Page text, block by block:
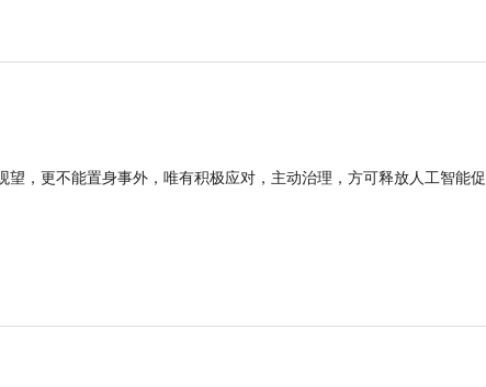
，更不能置身事外，唯有积极应对，主动治理，方可释放人工智能